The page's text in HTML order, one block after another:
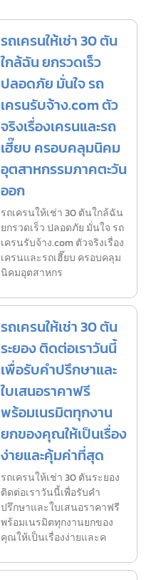
รถเครนให้เช่า 30 ตัน
ใกล้ฉัน ยกรวดเร็ว
ปลอดภัย มั่นใจ รถ
เครนรับจ้าง.com ตัว
จริงเรื่องเครนและรถ
เฮี๊ยบ ครอบคลุมนิคม
อุตสาหกรรมภาคตะวัน
ออก
รถเครนให้เช่า 30 ตันใกล้ฉัน
ยกรวดเร็ว ปลอดภัย มั่นใจ รถ
เครนรับจ้าง.com ตัวจริงเรื่อง
เครนและรถเฮี๊ยบ ครอบคลุม
นิคมอุตสาหกร
รถเครนให้เช่า 30 ตัน
ระยอง ติดต่อเราวันนี้
เพื่อรับคำปรึกษาและ
ใบเสนอราคาฟรี
พร้อมเนรมิตทุกงาน
ยกของคุณให้เป็นเรื่อง
ง่ายและคุ้มค่าที่สุด
รถเครนให้เช่า 30 ตันระยอง
ติดต่อเราวันนี้เพื่อรับคำ
ปรึกษาและใบเสนอราคาฟรี
พร้อมเนรมิตทุกงานยกของ
คุณให้เป็นเรื่องง่ายและค